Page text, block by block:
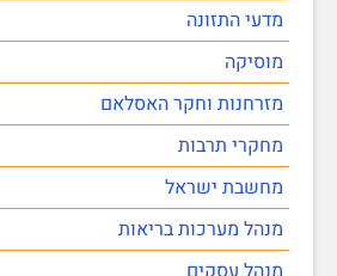
מדעי התזונה
מוסיקה
מזרחנות וחקר האסלאם
מחקרי תרבות
מחשבת ישראל
מנהל מערכות בריאות